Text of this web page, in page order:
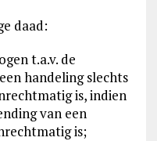
daad:
t.a.v. de
handeling slechts
is, indien
van een
is;